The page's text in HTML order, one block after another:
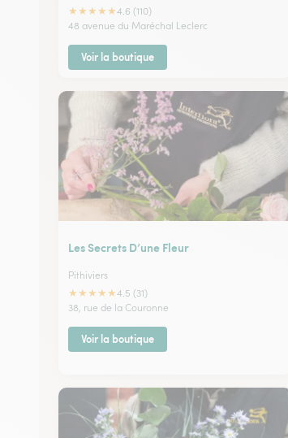
★★★★★4.6 (110)
48 avenue du Maréchal Leclerc
Voir la boutique
Les Secrets D’une Fleur
Pithiviers
★★★★★4.5 (31)
38, rue de la Couronne
Voir la boutique